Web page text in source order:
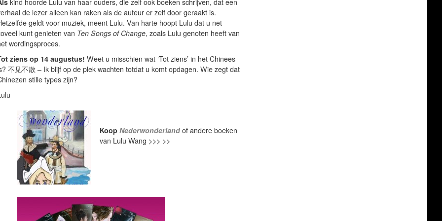
kind hoorde Lulu van haar ouders, die zelf ook boeken schrijven, dat een
de lezer alleen kan raken als de auteur er zelf door geraakt is.
geldt voor muziek, meent Lulu. Van harte hoopt Lulu dat u net
kunt genieten van Ten Songs of Change, zoals Lulu genoten heeft van
wordingsproces.
ziens op 14 augustus! Weet u misschien wat ‘Tot ziens’ in het Chinees
不见不散 – Ik blijf op de plek wachten totdat u komt opdagen. Wie zegt dat
stille types zijn?
Koop Nederwonderlandof andere boeken
van Lulu Wang >>> >>